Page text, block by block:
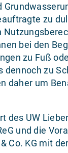
zu
bei den
zu Fuß
dennoch zu
daher um
des UW
und die
Co. KG mit